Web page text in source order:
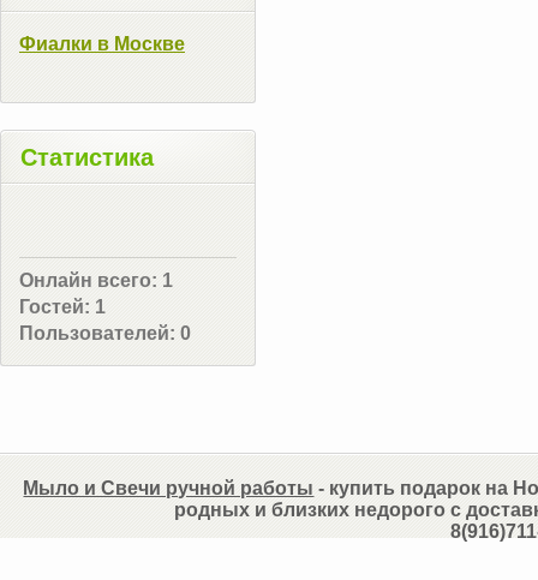
Фиалки в Москве
Статистика
Онлайн всего: 1
Гостей: 1
Пользователей: 0
Мыло и Свечи ручной работы - купить подарок на
родных и близких недорого с